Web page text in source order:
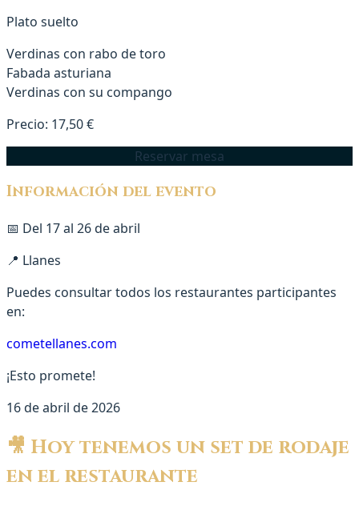
Plato suelto
Verdinas con rabo de toro
Fabada asturiana
Verdinas con su compango
Precio: 17,50 €
Reservar mesa
Información del evento
📅 Del 17 al 26 de abril
📍 Llanes
Puedes consultar todos los restaurantes participantes
en:
cometellanes.com
¡Esto promete!
16 de abril de 2026
🎥 Hoy tenemos un set de rodaje
en el restaurante